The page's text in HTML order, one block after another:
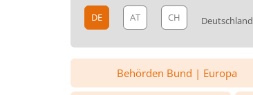
DE AT CH Deutschland
Behörden Bund | Europa